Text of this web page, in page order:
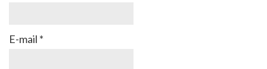
E-mail *